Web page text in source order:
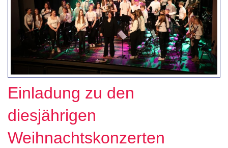
Einladung zu den
diesjährigen
Weihnachtskonzerten